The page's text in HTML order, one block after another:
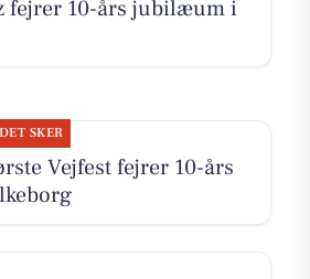
fejrer 10-års jubilæum i
DET SKER
Vejfest fejrer 10-års